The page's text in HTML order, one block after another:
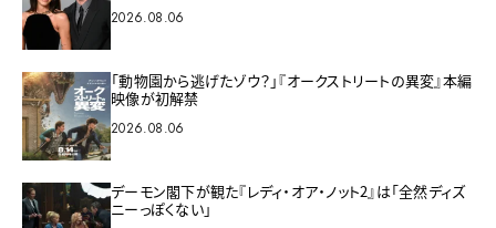
2026.08.06
「動物園から逃げたゾウ？」『オークストリートの異変』本編
映像が初解禁
2026.08.06
デーモン閣下が観た『レディ・オア・ノット2』は「全然ディズ
ニーっぽくない」